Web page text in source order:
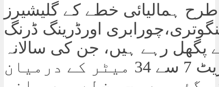
ہمالیائی خطے کے گلیشیرز
اورڈرینگ ڈرنگ
پگھل رہے ہیں، جن کی سالانہ
ریٹریٹ ریٹ 7 سے 34 میٹر کے درمیان